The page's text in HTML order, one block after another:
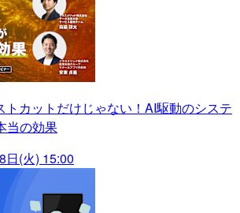
トカットだけじゃない！AI駆動のシステ
当の効果
日(火) 15:00